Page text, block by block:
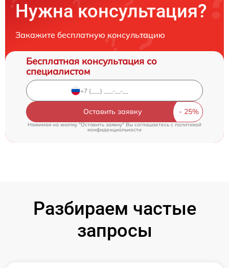
Нужна консультация?
Закажите бесплатную консультацию
Бесплатная консультация со
специалистом
Оставить заявку
Нажимая на кнопку "Оставить заявку" Вы соглашаетесь c политикой
конфиденциальности
Разбираем частые
запросы